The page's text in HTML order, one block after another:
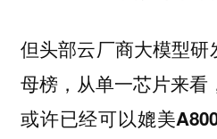
但头部云厂商大模型
母榜，从单一芯片来看
或许已经可以媲美